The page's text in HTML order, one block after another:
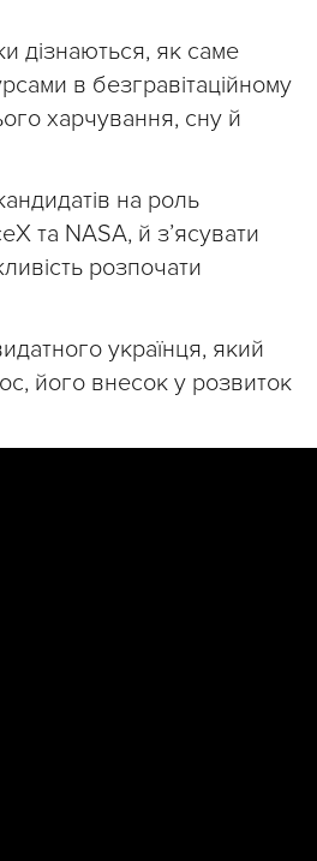
дізнаються, як саме
в безгравітаційному
харчування, сну й
на роль
та NASA, й з’ясувати
розпочати
українця, який
його внесок у розвиток